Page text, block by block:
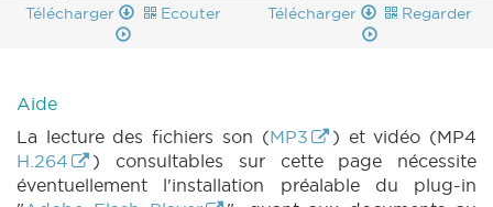
Télécharger Ecouter Télécharger Regarder
Aide
La lecture des fichiers son (MP3
) et vidéo (MP4
H.264
) consultables sur cette page nécessite
éventuellement l'installation préalable du plug-in